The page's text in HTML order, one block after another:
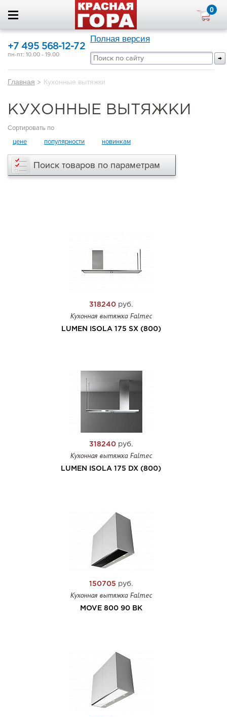
0
+7 495 568-12-72
пн-пт: 10.00 - 19.00
Полная версия
Главная > Кухонные вытяжки
КУХОННЫЕ ВЫТЯЖКИ
Сортировать по
цене
популярности новинкам
Поиск товаров по параметрам
318240 руб.
Кухонная вытяжка Falmec
LUMEN ISOLA 175 SX (800)
318240 руб.
Кухонная вытяжка Falmec
LUMEN ISOLA 175 DX (800)
150705 руб.
Кухонная вытяжка Falmec
MOVE 800 90 BK